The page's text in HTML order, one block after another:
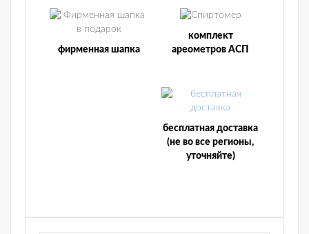
фирменная шапка
комплект
ареометров АСП
бесплатная доставка
(не во все регионы,
уточняйте)